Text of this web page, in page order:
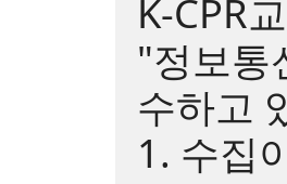
K-CPR
"정보통
수하고
1. 수집